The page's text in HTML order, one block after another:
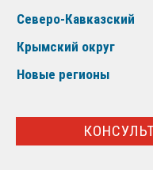
Северо-Кавказский
Крымский округ
Новые регионы